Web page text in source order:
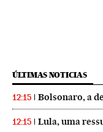
ÚLTIMAS NOTICIAS
12:15 Bolsonaro, a
12:15 Lula, uma